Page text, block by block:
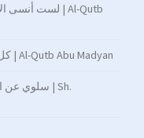
Qasida | Kullu wahid – كل واحد له نصيب | Al-Qutb Abu Madyan